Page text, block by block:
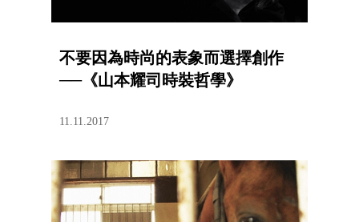
不要因為時尚的表象而選擇創作
──《山本耀司時裝哲學》
11.11.2017